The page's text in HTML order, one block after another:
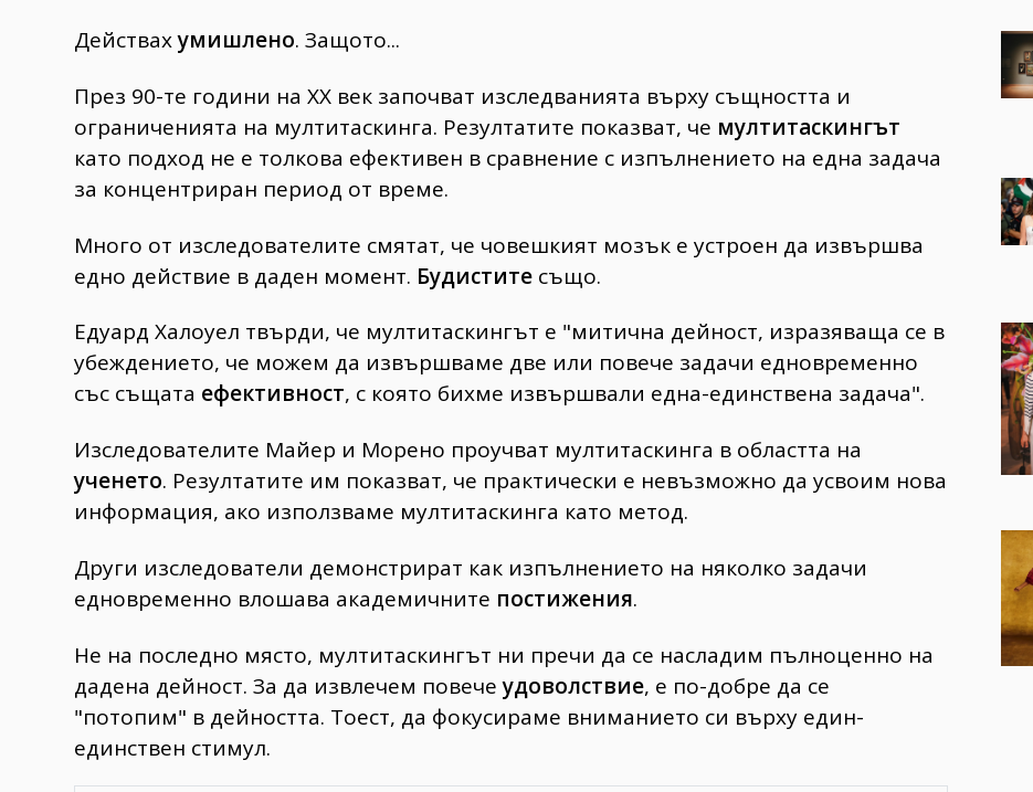
Действахумишлено. Защото...
През 90-те години на XX век започват изследванията върху същността и
ограниченията на мултитаскинга. Резултатите показват, че мултитаскингът
като подход не е толкова ефективен в сравнение с изпълнението на една задача
за концентриран период от време.
Много от изследователите смятат, че човешкият мозък е устроен да извършва
едно действие в даден момент. Будистите също.
Едуард Халоуел твърди, че мултитаскингът е "митична дейност, изразяваща се в
убеждението, че можем да извършваме две или повече задачи едновременно
със същата ефективност, с която бихме извършвали една-единствена задача".
Изследователите Майер и Морено проучват мултитаскинга в областта на
ученето. Резултатите им показват, че практически е невъзможно да усвоим нова
информация, ако използваме мултитаскинга като метод.
Други изследователи демонстрират как изпълнението на няколко задачи
едновременно влошава академичните постижения.
Не на последно място, мултитаскингът ни пречи да се насладим пълноценно на
дадена дейност. За да извлечем повечеудоволствие, е по-добре да се
"потопим" в дейността. Тоест, да фокусираме вниманието си върху един-
единствен стимул.